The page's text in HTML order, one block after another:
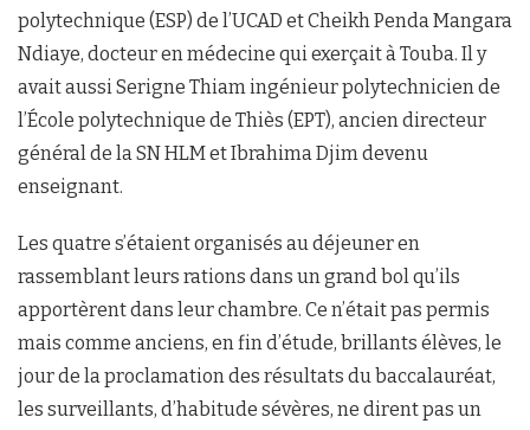
polytechnique (ESP) de l’UCAD et Cheikh Penda Mangara
Ndiaye, docteur en médecine qui exerçait à Touba. Il y
avait aussi Serigne Thiam ingénieur polytechnicien de
l’École polytechnique de Thiès (EPT), ancien directeur
général de la SN HLM et Ibrahima Djim devenu
enseignant.
Les quatre s’étaient organisés au déjeuner en
rassemblant leurs rations dans un grand bol qu’ils
apportèrent dans leur chambre. Ce n’était pas permis
mais comme anciens, en fin d’étude, brillants élèves, le
jour de la proclamation des résultats du baccalauréat,
les surveillants, d’habitude sévères, ne dirent pas un